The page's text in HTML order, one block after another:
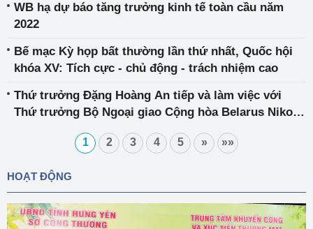
WB hạ dự báo tăng trưởng kinh tế toàn cầu năm
2022
Bế mạc Kỳ họp bất thường lần thứ nhất, Quốc hội
khóa XV: Tích cực - chủ động - trách nhiệm cao
Thứ trưởng Đặng Hoàng An tiếp và làm việc với
Thứ trưởng Bộ Ngoại giao Cộng hòa Belarus Nikolai
1 2 3 4 5 » »»
HOẠT ĐỘNG